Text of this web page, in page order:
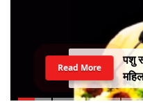
पशु
Read More